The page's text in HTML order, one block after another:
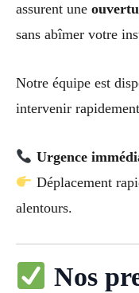
assurent une
sans abîmer votre
Notre équipe est
intervenir
Urgence
Déplacement
alentours.
Nos